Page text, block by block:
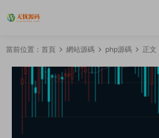
當前位置： 首頁 網站源碼 php源碼 正文